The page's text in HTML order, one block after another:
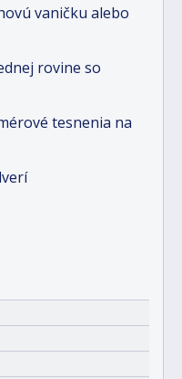
vaničku alebo
rovine so
tesnenia na